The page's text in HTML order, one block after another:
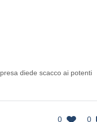
diede scacco ai potenti
0 0